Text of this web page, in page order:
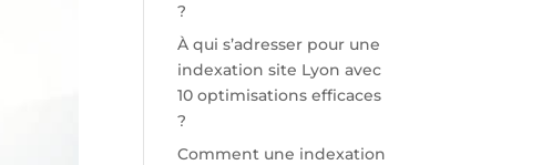
?
À qui s’adresser pour une
indexation site Lyon avec
10 optimisations efficaces
?
Comment une indexation